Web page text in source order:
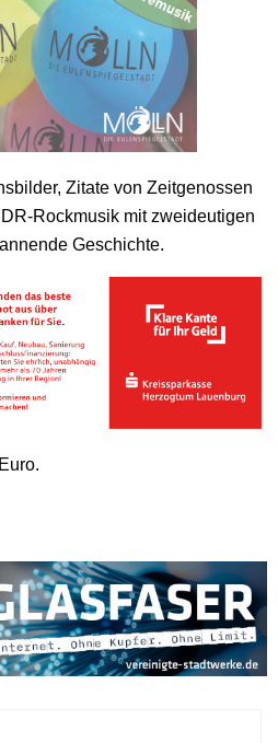
Zitate von Zeitgenossen
Rockmusik mit zweideutigen
Geschichte.